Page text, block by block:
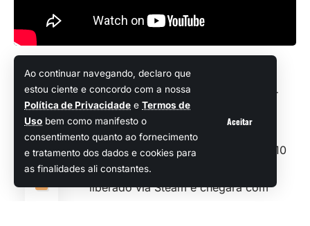
Ao continuar navegando, declaro que
estou ciente e concordo com a nossa
Política de Privacidade e Termos de
Uso bem como manifesto o
consentimento quanto ao fornecimento
e tratamento dos dados e cookies para
as finalidades ali constantes.
Aceitar
Compartilhar
Ontem, 27 de janeiro, a Koei Tecmo
surpreendeu muita gente, ao revelar
que o excelente Rise of the Ronin,
exclusivo dos consoles PS5, vai
ganhar uma versão para PC no dia 10
de março. Pois é! O game vai ser
liberadovia Steame chegará com